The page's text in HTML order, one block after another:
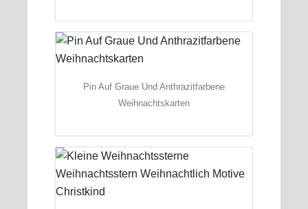
Pin Auf Graue Und Anthrazitfarbene
Weihnachtskarten